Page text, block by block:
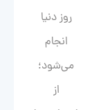
روز دنیا
انجام
می‌شود؛
از